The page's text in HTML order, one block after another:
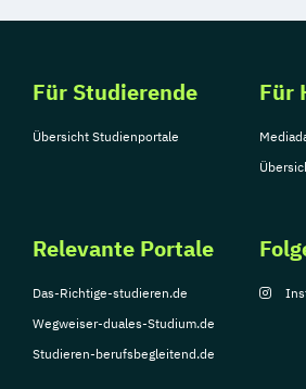
Organisationspsychologie
Immobilien und Facility
Innovative Werkzeuge des
International Business
Für Studierende
Übersicht Studienportale
Für
Relevante Portale
Das-Richtige-studieren.de
Wegweiser-duales-Studium.de
Studieren-berufsbegleitend.de